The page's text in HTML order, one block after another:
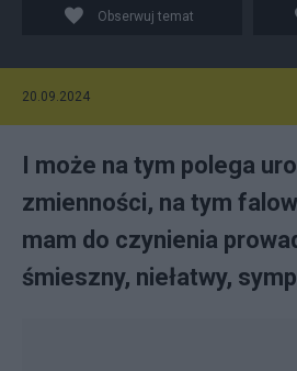
Obserwuj temat
20.09.2024
I może na tym polega
zmienności, na tym
mam do czynienia
śmieszny, niełatwy,